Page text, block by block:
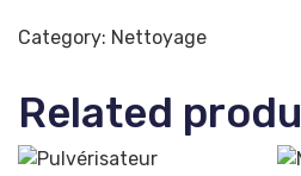
Category: Nettoyage
Related